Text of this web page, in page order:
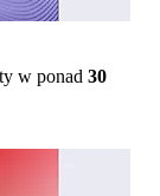
w ponad 30